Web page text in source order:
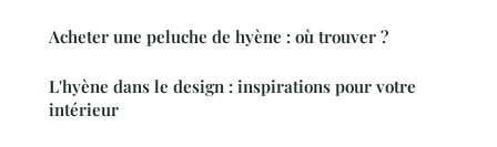
Acheter une peluche de hyène : où trouver ?
L'hyène dans le design : inspirations pour votre
intérieur